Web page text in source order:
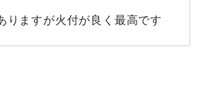
りますが火付が良く最高です